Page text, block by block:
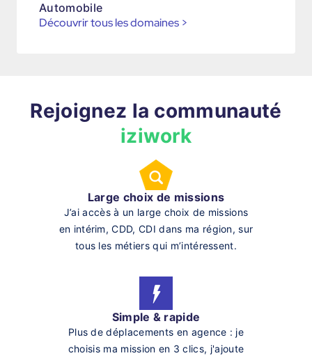
Automobile
Découvrir tous les domaines >
Rejoignez la communauté
iziwork
Large choix de missions
J’ai accès à un large choix de missions
en intérim, CDD, CDI dans ma région, sur
tous les métiers qui m’intéressent.
Simple & rapide
Plus de déplacements en agence : je
choisis ma mission en 3 clics, j'ajoute